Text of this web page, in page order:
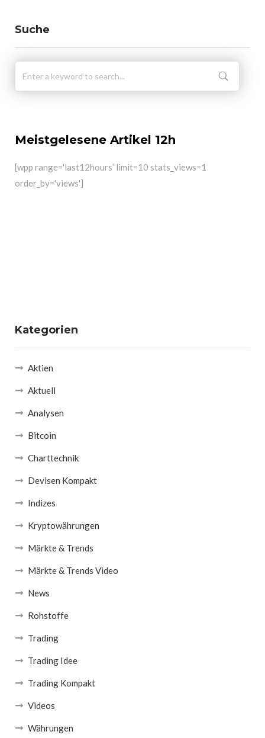
Suche
Meistgelesene Artikel 12h
[wpp range='last12hours’ limit=10 stats_views=1
order_by='views']
Kategorien
Aktien
Aktuell
Analysen
Bitcoin
Charttechnik
Devisen Kompakt
Indizes
Kryptowährungen
Märkte & Trends
Märkte & Trends Video
News
Rohstoffe
Trading
Trading Idee
Trading Kompakt
Videos
Währungen